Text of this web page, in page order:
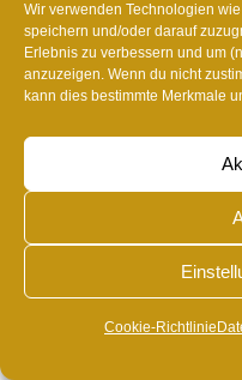
Wir verwenden Technologien
speichern und/oder darauf
Erlebnis zu verbessern und um
anzuzeigen. Wenn du nicht
kann dies bestimmte Merkmale
Cookie-Richtlinie
BLOG
©